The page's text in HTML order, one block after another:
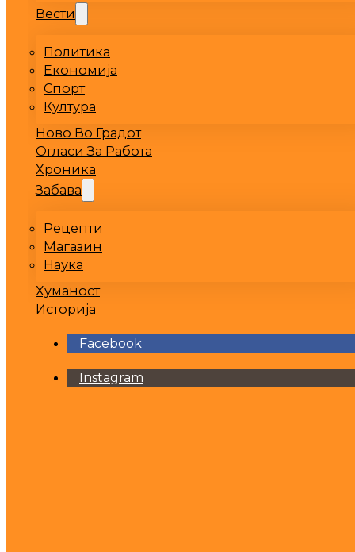
Вести
Политика
Економија
Спорт
Култура
Ново Во Градот
Огласи За Работа
Хроника
Забава
Рецепти
Магазин
Наука
Хуманост
Историја
Facebook
Instagram